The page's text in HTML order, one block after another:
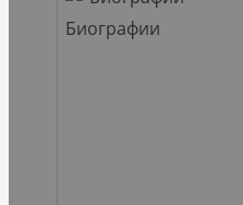
Биографии